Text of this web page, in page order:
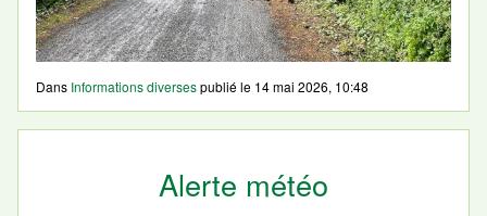
Dans Informations diversespublié le 14 mai 2026, 10:48
Alerte météo